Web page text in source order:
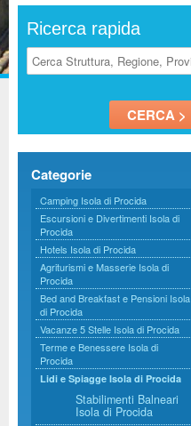
Ricerca rapida
Categorie
Camping Isola di Procida
Escursioni e Divertimenti Isola di
Procida
Hotels Isola di Procida
Agriturismi e Masserie Isola di
Procida
Bed and Breakfast e Pensioni Isola
di Procida
Vacanze 5 Stelle Isola di Procida
Terme e Benessere Isola di
Procida
Lidi e Spiagge Isola di Procida
Stabilimenti Balneari
Isola di Procida